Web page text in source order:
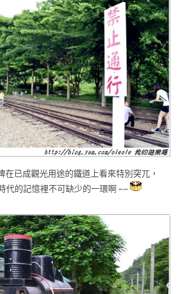
在已成觀光用途的鐵道上看來特別突兀，
代的記憶裡不可缺少的一環啊 ~~